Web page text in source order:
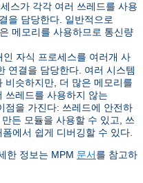
스가 각각 여러 쓰레드를 사용
을 담당한다. 일반적으로
메모리를 사용하므로 통신량
자식 프로세스를 여러개 사
연결을 담당한다. 여러 시스템
슷하지만, 더 많은 메모리를
쓰레드를 사용하지 않는
점을 가진다: 쓰레드에 안전하
든 모듈을 사용할 수 있고, 쓰
에서 쉽게 디버깅할 수 있다.
한 정보는 MPM 문서를 참고하